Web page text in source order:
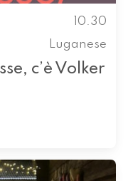
10.30
Luganese
c’è Volker